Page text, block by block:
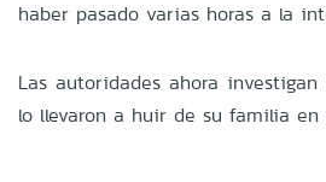
haber pasado varias horas a la
Las autoridades ahora
lo llevaron a huir de su familia